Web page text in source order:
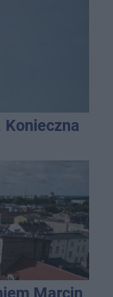
Konieczna
Marcin